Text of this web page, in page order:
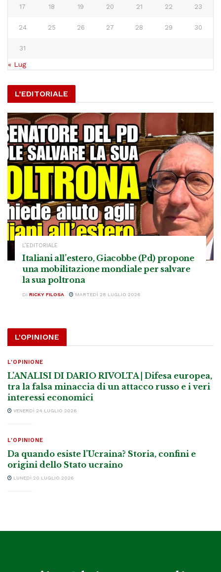
17 18 19 20 21 22 23
24 25 26 27 28 29 30
31
« Lug
L’EDITORIALE
L’EDITORIALE
Italiani all’estero, Giacobbe (Pd) propone
una mobilitazione mondiale per salvare
la sua poltrona
DI RICKY FILOSA MARTEDÌ 28 LUGLIO 2026
L'OPINIONE
L'OPINIONE
L’ANALISI DI DARIO RIVOLTA | Difesa europea,
tra la falsa minaccia di un attacco russo e i veri
interessi economici
VENERDÌ 24 LUGLIO 2026
L'OPINIONE
Da quando esiste l’Ucraina? Storia, confini e
origini dello Stato ucraino
LUNEDÌ 20 LUGLIO 2026